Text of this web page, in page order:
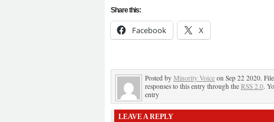
Share this:
Facebook X
Posted by Minority Voice on Sep 22 2020.
responses to this entry through the RSS 2.0.
entry
LEAVE A REPLY